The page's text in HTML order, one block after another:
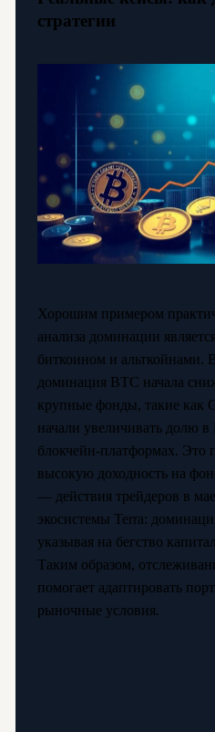
стратегии
Хорошим примером
анализа доминации
биткоином и альткойнами.
доминация BTC начала
крупные фонды, такие как
начали увеличивать долю в
блокчейн-платформах. Это
высокую доходность на
— действия трейдеров в
экосистемы Terra:
указывая на бегство
Таким образом,
помогает адаптировать
рыночные условия.